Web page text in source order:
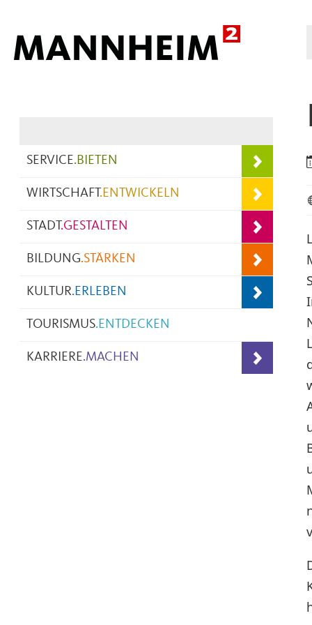
SERVICE.BIETEN
WIRTSCHAFT.ENTWICKELN
STADT.GESTALTEN
BILDUNG.STÄRKEN
KULTUR.ERLEBEN
TOURISMUS.ENTDECKEN
KARRIERE.MACHEN